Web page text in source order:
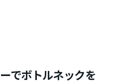
でボトルネックを